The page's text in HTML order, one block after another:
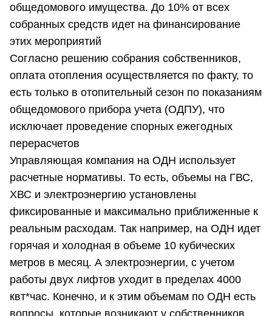
общедомового имущества. До 10% от всех
собранных средств идет на финансирование
этих мероприятий
Согласно решению собрания собственников,
оплата отопления осуществляется по факту, то
есть только в отопительный сезон по показаниям
общедомового прибора учета (ОДПУ), что
исключает проведение спорных ежегодных
перерасчетов
Управляющая компания на ОДН использует
расчетные нормативы. То есть, объемы на ГВС,
ХВС и электроэнергию установлены
фиксированные и максимально приближенные к
реальным расходам. Так например, на ОДН идет
горячая и холодная в объеме 10 кубических
метров в месяц. А электроэнергии, с учетом
работы двух лифтов уходит в пределах 4000
квт*час. Конечно, и к этим объемам по ОДН есть
вопросы, которые возникают у собственников,